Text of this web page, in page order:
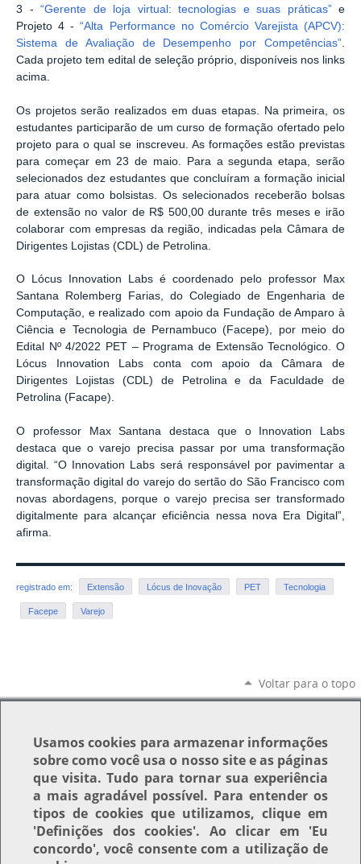
3 - “Gerente de loja virtual: tecnologias e suas práticas”e
Projeto 4 -“Alta Performance no Comércio Varejista (APCV):
Sistema de Avaliação de Desempenho por Competências”.
Cada projeto tem edital de seleção próprio, disponíveis nos links
acima.
Os projetos serão realizados em duas etapas. Na primeira, os
estudantes participarão de um curso de formação ofertado pelo
projeto para o qual se inscreveu. As formações estão previstas
para começar em 23 de maio. Para a segunda etapa, serão
selecionados dez estudantes que concluíram a formação inicial
para atuar como bolsistas. Os selecionados receberão bolsas
de extensão no valor de R$ 500,00 durante três meses e irão
colaborar com empresas da região, indicadas pela Câmara de
Dirigentes Lojistas (CDL) de Petrolina.
O Lócus Innovation Labs é coordenado pelo professor Max
Santana Rolemberg Farias, do Colegiado de Engenharia de
Computação, e realizado com apoio da Fundação de Amparo à
Ciência e Tecnologia de Pernambuco (Facepe), por meio do
Edital Nº 4/2022 PET – Programa de Extensão Tecnológico. O
Lócus Innovation Labs conta com apoio da Câmara de
Dirigentes Lojistas (CDL) de Petrolina e da Faculdade de
Petrolina (Facape).
O professor Max Santana destaca que o Innovation Labs
destaca que o varejo precisa passar por uma transformação
digital. “O Innovation Labs será responsável por pavimentar a
transformação digital do varejo do sertão do São Francisco com
novas abordagens, porque o varejo precisa ser transformado
digitalmente para alcançar eficiência nessa nova Era Digital”,
afirma.
registrado em: Extensão Lócus de Inovação PET Tecnologia
Facepe Varejo
Voltar para o topo
Usamoscookies para armazenar informações
sobre como você usa o nosso site e as páginas
que visita. Tudo para tornar sua experiência
a mais agradável possível. Para entender os
tipos de cookies que utilizamos, clique em
'Definições dos cookies'. Ao clicar em 'Eu
concordo', você consente com a utilização de